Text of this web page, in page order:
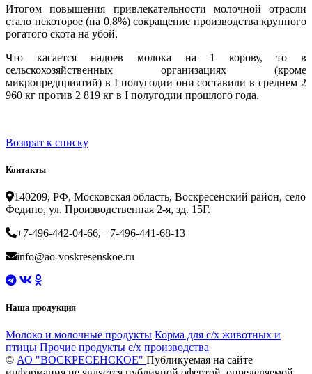
Итогом повышения привлекательности молочной отрасли
стало некоторое (на 0,8%) сокращение производства крупного
рогатого скота на убой.
Что касается надоев молока на 1 корову, то в
сельскохозяйственных организациях (кроме
микропредприятий) в I полугодии они составили в среднем 2
960 кг против 2 819 кг в I полугодии прошлого года.
Возврат к списку
Контакты
140209, РФ, Московская область, Воскресенский район, село
Федино, ул. Производственная 2-я, зд. 15Г.
+7-496-442-04-66, +7-496-441-68-13
info@ao-voskresenskoe.ru
Наша продукция
Молоко и молочные продукты Корма для с/х животных и
птицы Прочие продукты с/х производства
© АО "ВОСКРЕСЕНСКОЕ" Публикуемая на сайте